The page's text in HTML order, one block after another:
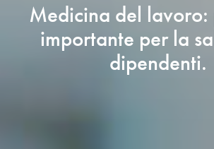
Medicina del lavoro:
importante per la
dipendenti.